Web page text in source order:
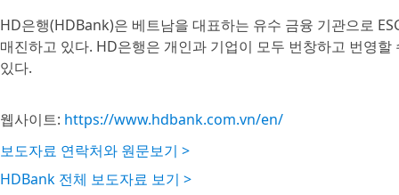
HD은행(HDBank)은 베트남을 대표하는 유수 금융 기관으로
매진하고 있다. HD은행은 개인과 기업이 모두 번창하고 번영
있다.
웹사이트: https://www.hdbank.com.vn/en/
보도자료 연락처와 원문보기 >
HDBank 전체 보도자료 보기 >